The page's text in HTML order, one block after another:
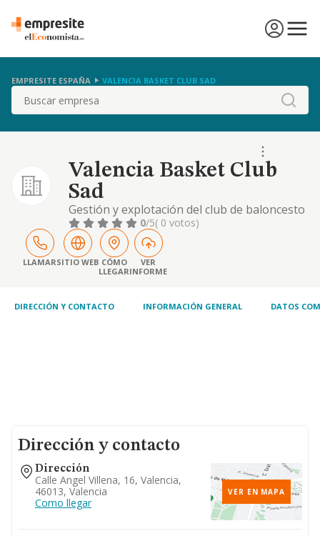
EMPRESITE ESPAÑA VALENCIA BASKET CLUB SAD
Buscar
Valencia Basket Club
Sad
Gestión y explotación del club de baloncesto
valencia.
0/5( 0 votos)
LLAMARSITIO WEB CÓMO
LLEGAR
VER
INFORME
DIRECCIÓN Y CONTACTO INFORMACIÓN GENERAL DATOS
Dirección y contacto
Dirección
Calle Angel Villena, 16, Valencia,
46013, Valencia
Como llegar
VER EN MAPA